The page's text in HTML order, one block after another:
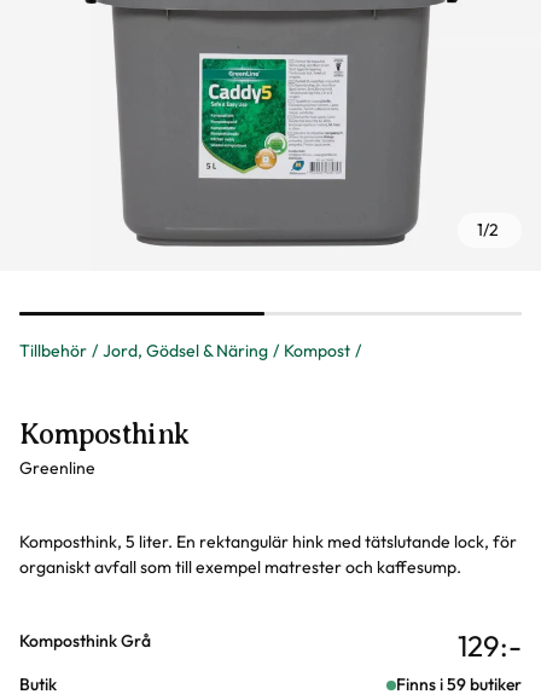
Tillbehör Jord, Gödsel & Näring Kompost
1/2
Komposthink
Greenline
Komposthink, 5 liter. En rektangulär hink med tätslutande lock, för
organiskt avfall som till exempel matrester och kaffesump.
Varianter Komposthink Grå 129:-
Butik Finns i 59 butiker